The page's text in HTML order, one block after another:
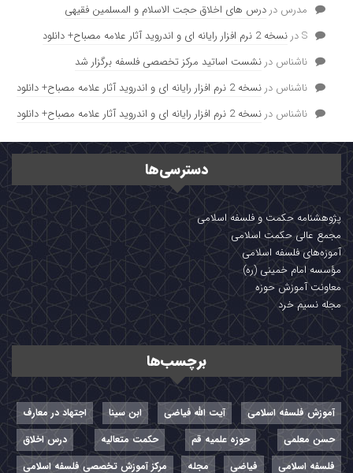
مدرس در درس های اخلاق حجت الاسلام و المسلمین فقیهی
Sدر نسخه 2 نرم افزار رایانه ای و اندروید آثار علامه مصباح+ دانلود
ناشناس در نشست اساتید مرکز تخصصی فلسفه برگزار شد
ناشناس در نسخه 2 نرم افزار رایانه ای و اندروید آثار علامه مصباح+ دانلود
ناشناس در نسخه 2 نرم افزار رایانه ای و اندروید آثار علامه مصباح+ دانلود
دسترسی‌ها
پژوهشنامه حکمت و فلسفه اسلامی
مجمع عالی حکمت اسلامی
آموزه‌های فلسفه اسلامی
مؤسسه امام خمینی (ره)
معاونت آموزش حوزه
مجله نسیم خرد
برچسب‌ها
آموزش فلسفه اسلامی آیت الله فیاضی ابن سینا
اجتهاد در معارف
حسن معلمی
حوزه علمیه قم حکمت متعالیه
درس اخلاق
فلسفه اسلامی
فیاضی مجله مرکز آموزش تخصصی فلسفه اسلامی